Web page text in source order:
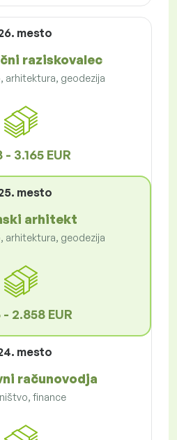
mesto
raziskovalec
arhitektura, geodezija
- 3.165 EUR
mesto
arhitekt
arhitektura, geodezija
- 2.858 EUR
mesto
računovodja
finance